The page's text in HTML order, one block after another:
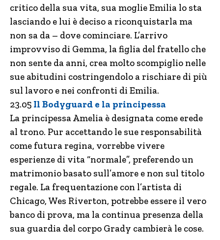
critico della sua vita, sua moglie Emilia lo sta
lasciando e lui è deciso a riconquistarla ma
non sa da – dove cominciare. L’arrivo
improvviso di Gemma, la figlia del fratello che
non sente da anni, crea molto scompiglio nelle
sue abitudini costringendolo a rischiare di più
sul lavoro e nei confronti di Emilia.
23.05 Il Bodyguard e la principessa
La principessa Amelia è designata come erede
al trono. Pur accettando le sue responsabilità
come futura regina, vorrebbe vivere
esperienze di vita “normale”, preferendo un
matrimonio basato sull’amore e non sul titolo
regale. La frequentazione con l’artista di
Chicago, Wes Riverton, potrebbe essere il vero
banco di prova, ma la continua presenza della
sua guardia del corpo Grady cambierà le cose.